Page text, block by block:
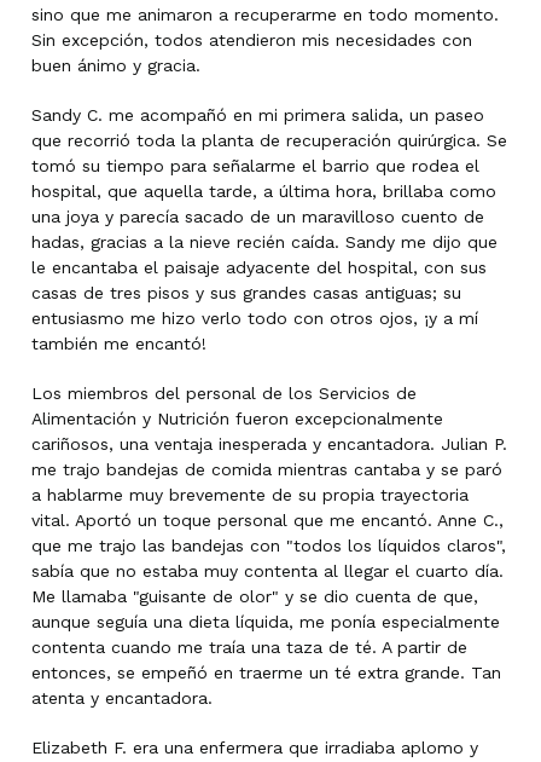
sino que me animaron a recuperarme en todo momento.
Sin excepción, todos atendieron mis necesidades con
buen ánimo y gracia.
Sandy C. me acompañó en mi primera salida, un paseo
que recorrió toda la planta de recuperación quirúrgica. Se
tomó su tiempo para señalarme el barrio que rodea el
hospital, que aquella tarde, a última hora, brillaba como
una joya y parecía sacado de un maravilloso cuento de
hadas, gracias a la nieve recién caída. Sandy me dijo que
le encantaba el paisaje adyacente del hospital, con sus
casas de tres pisos y sus grandes casas antiguas; su
entusiasmo me hizo verlo todo con otros ojos, ¡y a mí
también me encantó!
Los miembros del personal de los Servicios de
Alimentación y Nutrición fueron excepcionalmente
cariñosos, una ventaja inesperada y encantadora. Julian P.
me trajo bandejas de comida mientras cantaba y se paró
a hablarme muy brevemente de su propia trayectoria
vital. Aportó un toque personal que me encantó. Anne C.,
que me trajo las bandejas con "todos los líquidos claros",
sabía que no estaba muy contenta al llegar el cuarto día.
Me llamaba "guisante de olor" y se dio cuenta de que,
aunque seguía una dieta líquida, me ponía especialmente
contenta cuando me traía una taza de té. A partir de
entonces, se empeñó en traerme un té extra grande. Tan
atenta y encantadora.
Elizabeth F. era una enfermera que irradiaba aplomo y